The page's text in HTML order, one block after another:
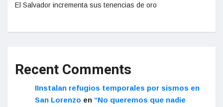
El Salvador incrementa sus tenencias de oro
Recent Comments
IInstalan refugios temporales por sismos en
San Lorenzo en “No queremos que nadie